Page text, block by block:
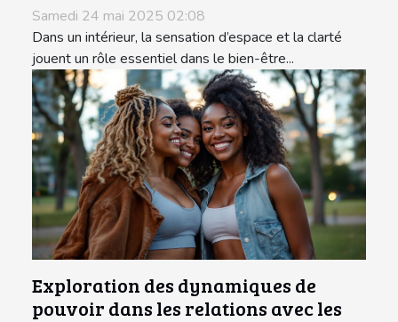
Samedi 24 mai 2025 02:08
Dans un intérieur, la sensation d’espace et la clarté
jouent un rôle essentiel dans le bien-être...
Exploration des dynamiques de
pouvoir dans les relations avec les